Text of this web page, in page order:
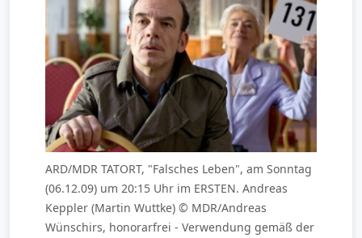
ARD/MDR TATORT, "Falsches Leben", am Sonntag
(06.12.09) um 20:15 Uhr im ERSTEN. Andreas
Keppler (Martin Wuttke) © MDR/Andreas
Wünschirs, honorarfrei - Verwendung gemäß der